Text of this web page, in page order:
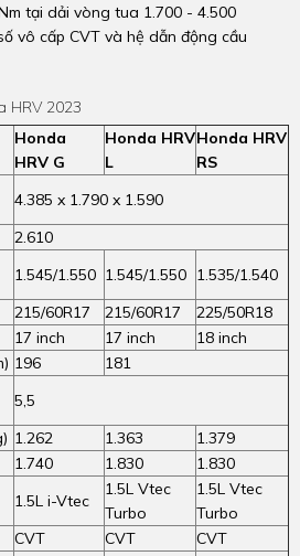
tại dải vòng tua 1.700 - 4.500
vô cấp CVT và hệ dẫn động cầu
HRV 2023
Honda
HRV G
Honda HRV
L
Honda HRV
RS
4.385 x 1.790 x 1.590
2.610
1.545/1.550 1.545/1.550 1.535/1.540
215/60R17 215/60R17
225/50R18
17 inch 17 inch
18 inch
196
181
5,5
1.262 1.363
1.379
1.740 1.830
1.830
1.5L i-Vtec
1.5L Vtec
Turbo
1.5L Vtec
Turbo
CVT CVT
CVT